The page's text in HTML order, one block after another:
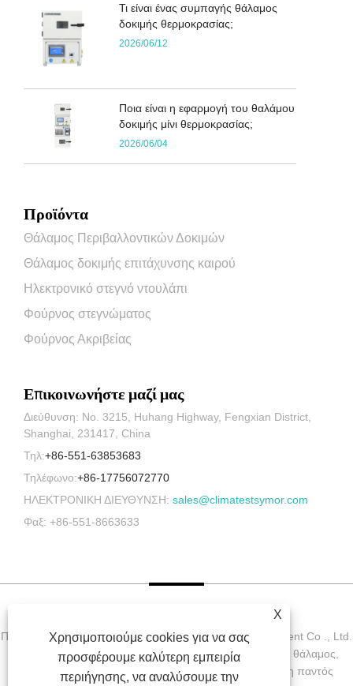
X
Χρησιμοποιούμε cookies για να σας
προσφέρουμε καλύτερη εμπειρία
περιήγησης, να αναλύσουμε την
Τι είναι ένας συμπαγής θάλαμος
δοκιμής θερμοκρασίας;
2026/06/12
Ποια είναι η εφαρμογή του θαλάμου
δοκιμής μίνι θερμοκρασίας;
2026/06/04
Προϊόντα
Θάλαμος Περιβαλλοντικών Δοκιμών
Θάλαμος δοκιμής επιτάχυνσης καιρού
Ηλεκτρονικό στεγνό ντουλάπι
Φούρνος στεγνώματος
Φούρνος Ακριβείας
Επικοινωνήστε μαζί μας
Διεύθυνση: No. 3215, Huhang Highway, Fengxian District,
Shanghai, 231417, China
Τηλ:+86-551-63853683
Τηλέφωνο:+86-17756072770
ΗΛΕΚΤΡΟΝΙΚΗ ΔΙΕΥΘΥΝΣΗ: sales@climatestsymor.com
Φαξ: +86-551-8663633
Πνευματικά δικαιώματα © 2022 Symor Instrument Equipment Co ., Ltd.
Περιβαλλοντικός θάλαμος δοκιμών, Ηλεκτρονικός ξηρός θάλαμος,
θάλαμος δοκιμής επιτάχυνσης καιρού με την επιφύλαξη παντός